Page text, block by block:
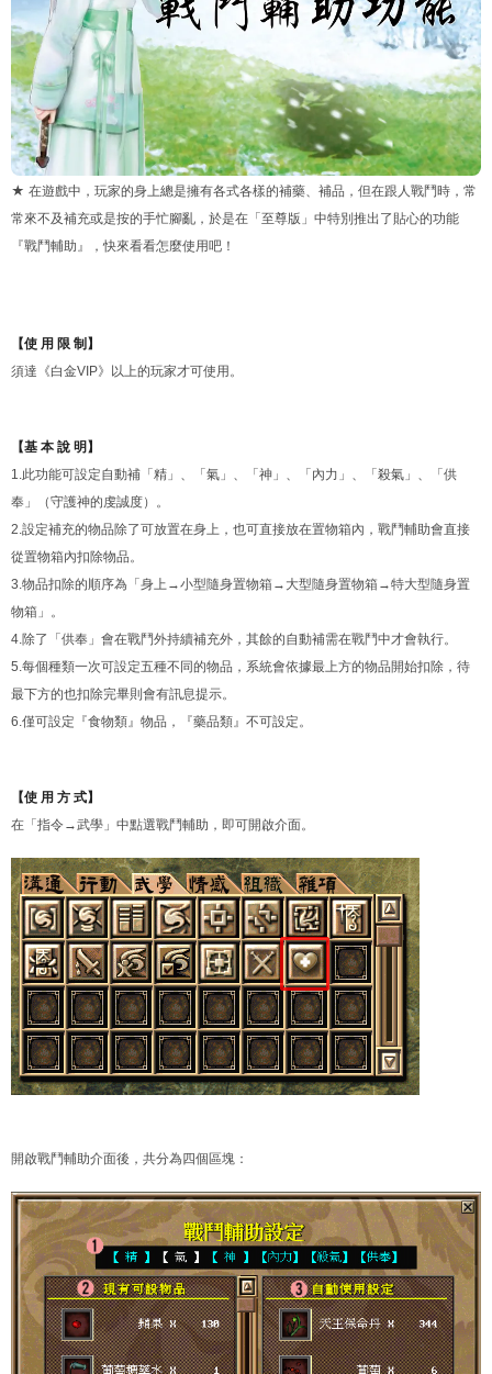
★ 在遊戲中，玩家的身上總是擁有各式各樣的補藥、補品，但在跟人戰鬥時，常
常來不及補充或是按的手忙腳亂，於是在「至尊版」中特別推出了貼心的功能
『戰鬥輔助』，快來看看怎麼使用吧！
【使 用 限 制】
須達《白金VIP》以上的玩家才可使用。
【基 本 說 明】
1.此功能可設定自動補「精」、「氣」、「神」、「內力」、「殺氣」、「供
奉」（守護神的虔誠度）。
2.設定補充的物品除了可放置在身上，也可直接放在置物箱內，戰鬥輔助會直接
從置物箱內扣除物品。
3.物品扣除的順序為「身上→小型隨身置物箱→大型隨身置物箱→特大型隨身置
物箱」。
4.除了「供奉」會在戰鬥外持續補充外，其餘的自動補需在戰鬥中才會執行。
5.每個種類一次可設定五種不同的物品，系統會依據最上方的物品開始扣除，待
最下方的也扣除完畢則會有訊息提示。
6.僅可設定『食物類』物品，『藥品類』不可設定。
【使 用 方 式】
在「指令→武學」中點選戰鬥輔助，即可開啟介面。
開啟戰鬥輔助介面後，共分為四個區塊：